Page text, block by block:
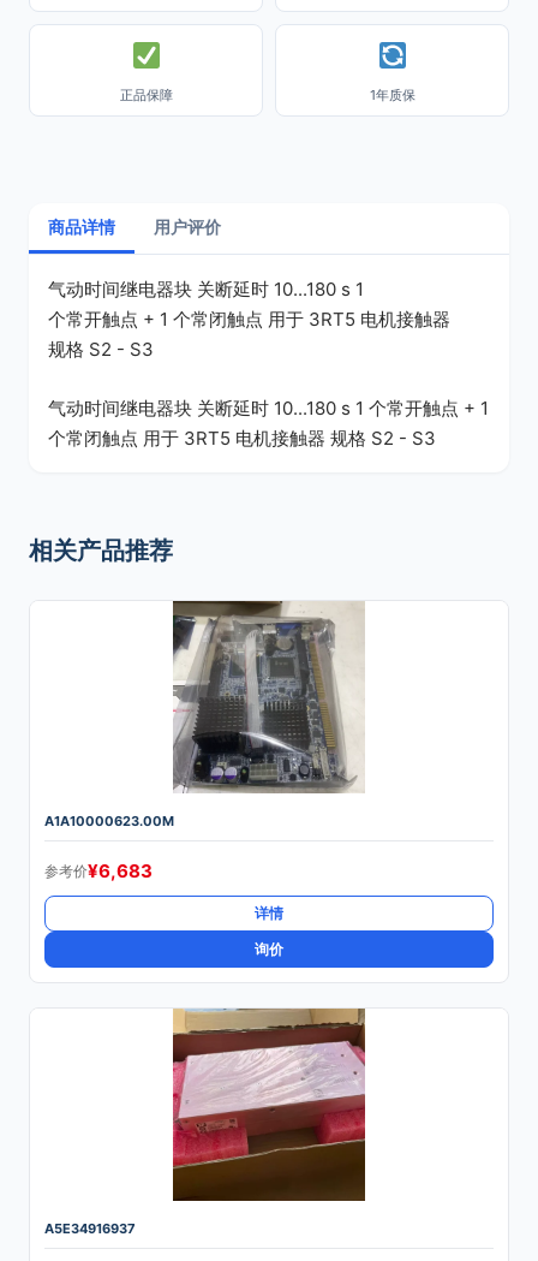
正品保障 1年质保
商品详情 用户评价
气动时间继电器块 关断延时 10...180 s 1
个常开触点 + 1 个常闭触点 用于 3RT5 电机接触器
规格 S2 - S3
气动时间继电器块 关断延时 10...180 s 1 个常开触点 + 1
个常闭触点 用于 3RT5 电机接触器 规格 S2 - S3
相关产品推荐
A1A10000623.00M
参考价¥6,683
详情
询价
A5E34916937